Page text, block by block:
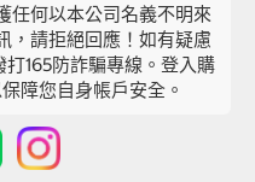
任何以本公司名義不明來
，請拒絕回應！如有疑慮
打165防詐騙專線。登入購
障您自身帳戶安全。